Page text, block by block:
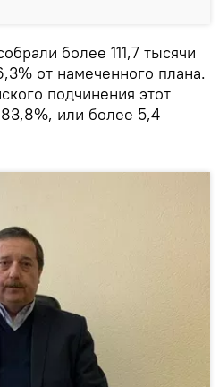
более 111,7 тысячи
от намеченного плана.
подчинения этот
83,8%, или более 5,4